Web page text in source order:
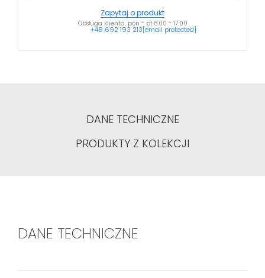
Zapytaj o produkt
Obsługa klienta, pon - pt 8:00 - 17:00
+48 692 193 213[email protected]
DANE TECHNICZNE
PRODUKTY Z KOLEKCJI
DANE TECHNICZNE